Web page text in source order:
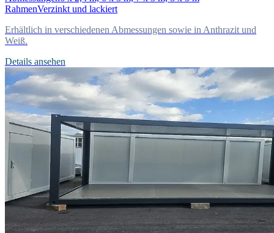
RahmenVerzinkt und lackiert
Erhältlich in verschiedenen Abmessungen sowie in Anthrazit und
Weiß.
Details ansehen